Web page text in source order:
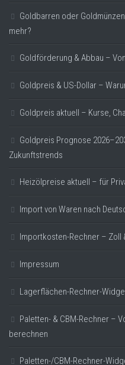
Goldbarren oder
mehr?
Goldförderung & Abbau –
Goldpreis & US-Dollar –
Goldpreis aktuell – Kurse,
Goldpreis Prognose
Zukunftstrends
Heizölpreise aktuell – für
Import von Waren nach
Importkosten-Rechner – Zoll
Impressum
Lagerflächen-Rechner-
Paletten- & CBM-Rechner –
berechnen
Paletten-/CBM-Rechner-